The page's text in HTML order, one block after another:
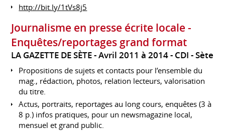
http://bit.ly/1tVs8j5
Journalisme en presse écrite locale -
Enquêtes/reportages grand format
LA GAZETTE DE SÈTE Avril 2011 à 2014 CDI Sète
Propositions de sujets et contacts pour l’ensemble du
mag., rédaction, photos, relation lecteurs, valorisation
du titre.
Actus, portraits, reportages au long cours, enquêtes (3 à
8 p.) infos pratiques, pour un newsmagazine local,
mensuel et grand public.